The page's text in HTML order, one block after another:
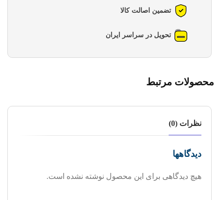
تضمین اصالت کالا
تحویل در سراسر ایران
محصولات مرتبط
نظرات (0)
دیدگاهها
هیچ دیدگاهی برای این محصول نوشته نشده است.